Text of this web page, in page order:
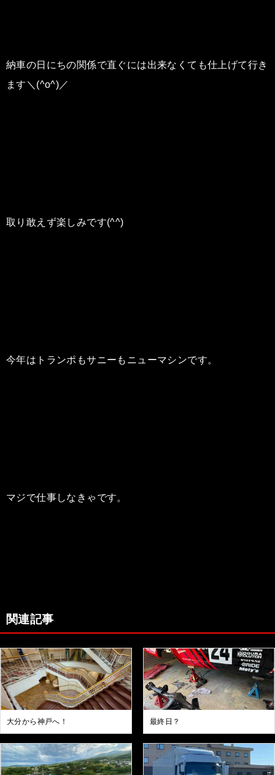
納車の日にちの関係で直ぐには出来なくても仕上げて行き
ます＼(^o^)／
取り敢えず楽しみです(^^)
今年はトランポもサニーもニューマシンです。
マジで仕事しなきゃです。
関連記事
大分から神戸へ！ 最終日？